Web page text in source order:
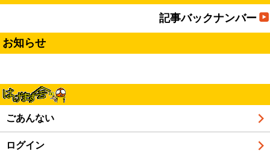
記事バックナンバー
お知らせ
ごあんない
ログイン